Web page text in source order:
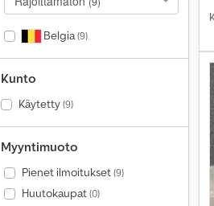
Belgia(9)
Kunto
Käytetty(9)
Myyntimuoto
Pienet ilmoitukset(9)
Huutokaupat(0)